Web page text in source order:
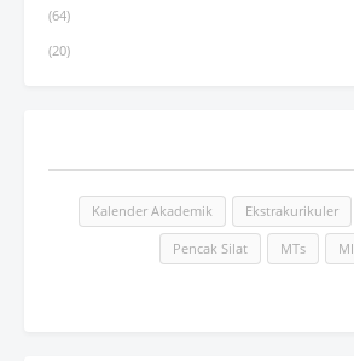
(64)
(20)
Ekstrakurikuler
Kalender Akademik
MI
MTs
Pencak Silat